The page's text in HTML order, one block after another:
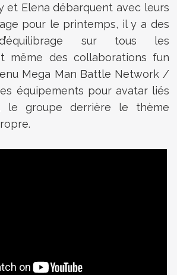
et Elena débarquent avec leurs
pour le printemps, il y a des
sur tous les
même des collaborations fun
Mega Man Battle Network /
équipements pour avatar liés
le groupe derrière le thème